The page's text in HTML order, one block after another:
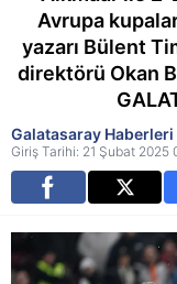
Avrupa
yazarı Bülent
direktörü Okan
Galatasaray Haberleri
Giriş Tarihi: 21 Şubat 2025